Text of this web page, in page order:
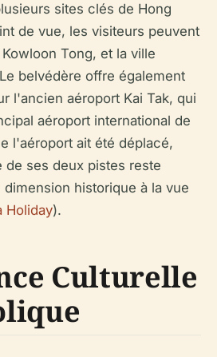
sites clés de Hong
de vue, les visiteurs peuvent
Tong, et la ville
belvédère offre également
l'ancien aéroport Kai Tak, qui
aéroport international de
l'aéroport ait été déplacé,
de ses deux pistes reste
historique à la vue
Holiday).
Culturelle